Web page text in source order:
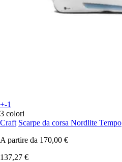
+-1
3 colori
Craft Scarpe da corsa Nordlite Tempo
A partire da 170,00 €
137,27 €